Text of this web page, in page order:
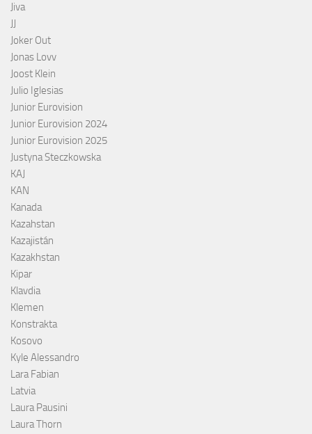
Jiva
JJ
Joker Out
Jonas Lovv
Joost Klein
Julio Iglesias
Junior Eurovision
Junior Eurovision 2024
Junior Eurovision 2025
Justyna Steczkowska
KAJ
KAN
Kanada
Kazahstan
Kazajistán
Kazakhstan
Kipar
Klavdia
Klemen
Konstrakta
Kosovo
Kyle Alessandro
Lara Fabian
Latvia
Laura Pausini
Laura Thorn